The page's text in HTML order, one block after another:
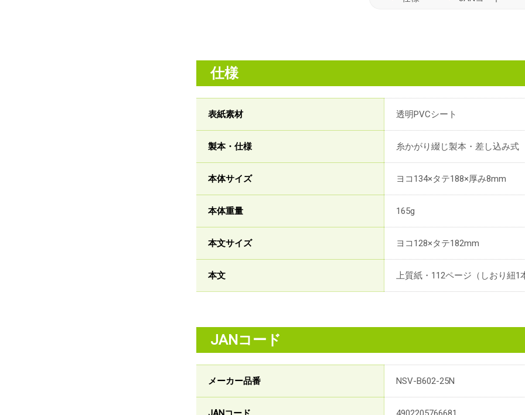
仕様
表紙素材 透明PVCシート
製本・仕様 糸かがり綴じ製本・差し込み式
本体サイズ ヨコ134×タテ188×厚み8mm
本体重量 165g
本文サイズ ヨコ128×タテ182mm
本文 上質紙・112ページ（しおり紐1
JANコード
メーカー品番 NSV-B602-25N